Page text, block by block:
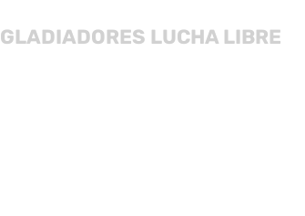
GLADIADORES LUCHA LIBRE